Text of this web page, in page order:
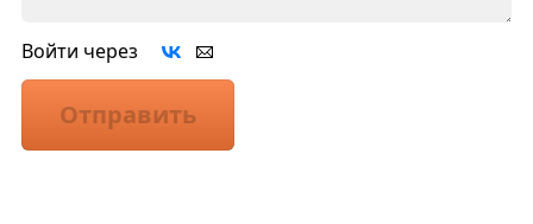
Войти через
Отправить